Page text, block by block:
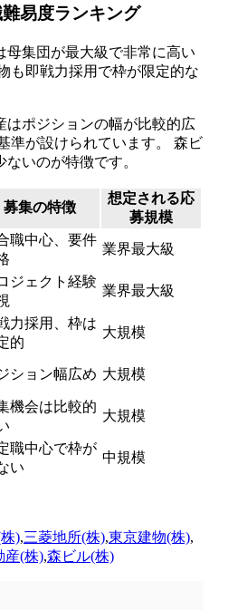
易度ランキング
母集団が最大級で非常に高い
も即戦力採用で枠が限定的な
はポジションの幅が比較的広
準が設けられています。 森ビ
いのが特徴です。
募集の特徴
想定される応
募規模
職中心、要件
業界最大級
ジェクト経験
業界最大級
力採用、枠は
的
大規模
ション幅広め 大規模
機会は比較的
大規模
職中心で枠が
い
中規模
),三菱地所(株),東京建物(株),
産(株),森ビル(株)